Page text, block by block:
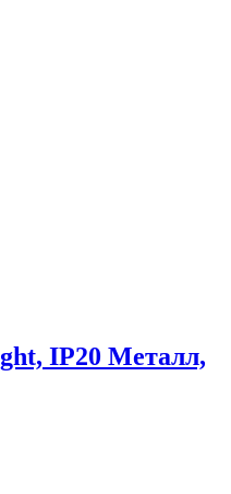
IP20 Металл,